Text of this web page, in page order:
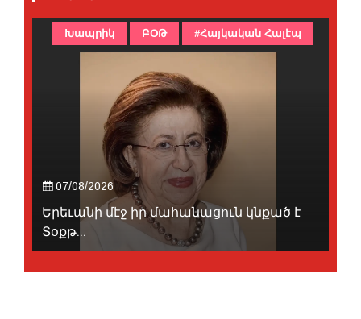
07/08/2026
Երեւանի մէջ իր մահանացուն կնքած է
Տօքթ...
Խապրիկ ԲՕԹ #Հայկական Հալէպ